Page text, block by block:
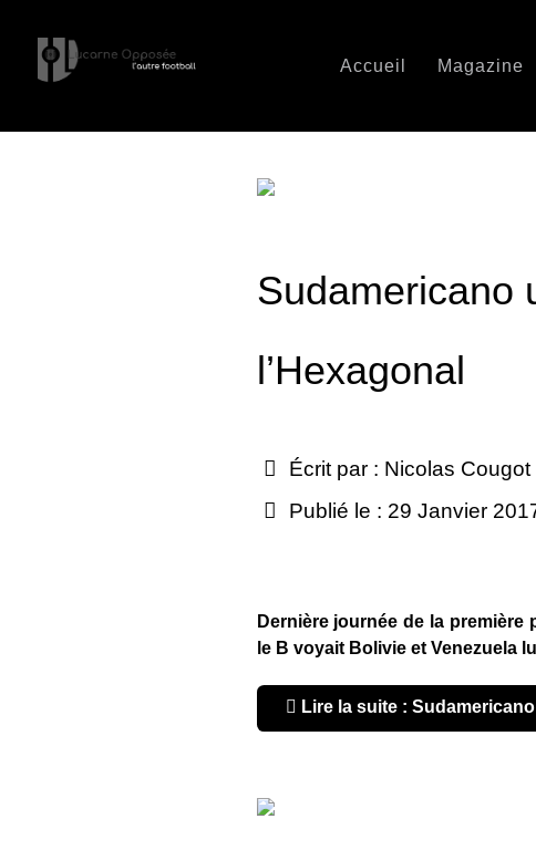
Accueil Magazine
Sudamericano
l’Hexagonal
Écrit par : Nicolas Cougot
Publié le : 29 Janvier
Dernière journée de la
le B voyait Bolivie et Venezuela
Lire la suite :